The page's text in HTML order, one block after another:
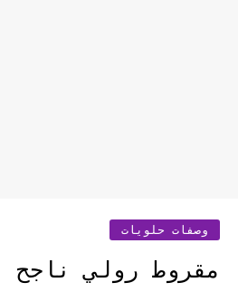
وصفات حلويات
مقروط رولي ناجح